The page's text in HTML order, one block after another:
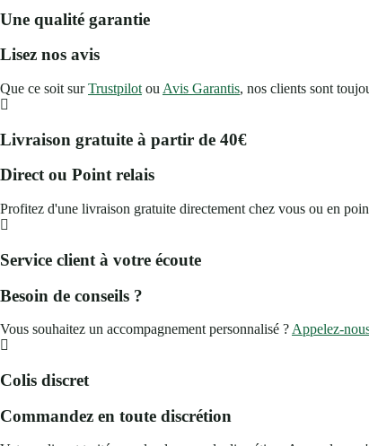
Une qualité garantie
Lisez nos avis
Que ce soit surTrustpilot ou Avis Garantis, nos clients sont
Livraison gratuite à partir de 40€
Direct ou Point relais
Profitez d'une livraison gratuite directement chez vous ou en
Service client à votre écoute
Besoin de conseils ?
Vous souhaitez un accompagnement personnalisé ? Appelez-
Colis discret
Commandez en toute discrétion